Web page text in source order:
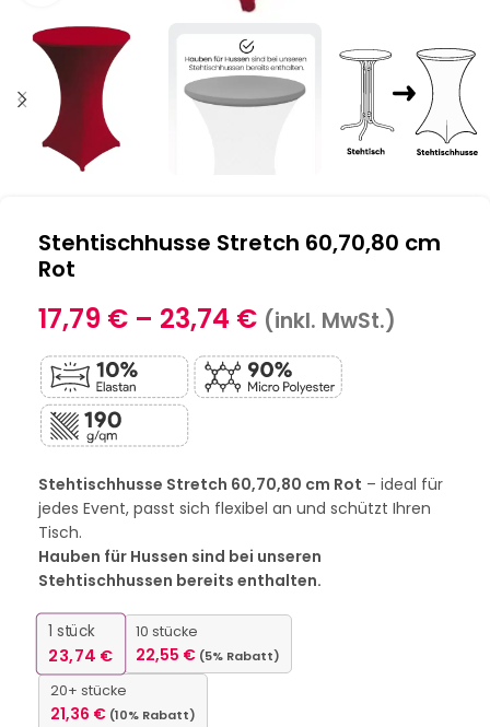
Stehtischhusse Stretch 60,70,80 cm
Rot
17,79 € – 23,74 € (inkl. MwSt.)
Stehtischhusse Stretch 60,70,80 cm Rot – ideal für
jedes Event, passt sich flexibel an und schützt Ihren
Tisch.
Hauben für Hussen sind bei unseren
Stehtischhussen bereits enthalten.
1 stück
23,74 €
10 stücke
22,55 € (5% Rabatt)
20+ stücke
21,36 € (10% Rabatt)